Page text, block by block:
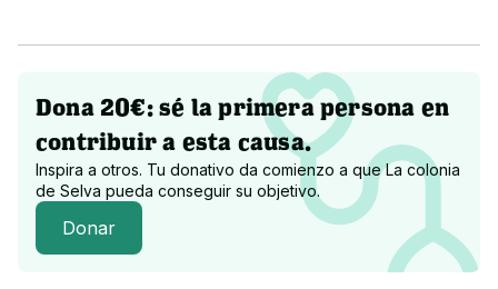
Dona 20€: sé la primera persona en
contribuir a esta causa.
Inspira a otros. Tu donativo da comienzo a queLa colonia
de Selva pueda conseguir su objetivo.
Donar